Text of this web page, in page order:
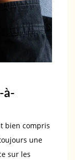
à-
bien compris
une
sur les